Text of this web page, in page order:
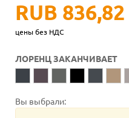
RUB 836,82
цены без НДС
ЛОРЕНЦ ЗАКАНЧИВАЕТ
Вы выбрали: